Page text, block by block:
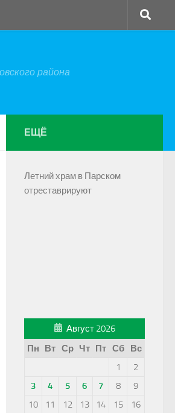
района
ЕЩЁ
Летний храм в Парском
отреставрируют
Август 2026
Пн
Вт Ср Чт Пт Сб
Вс
1
2
3
4 5 6 7 8
9
10
11 12 13 14 15
16